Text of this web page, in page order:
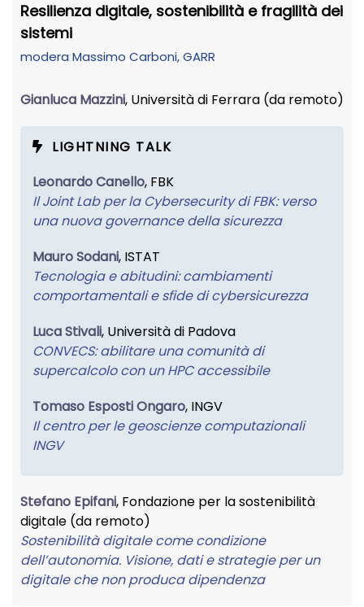
Resilienza digitale, sostenibilità e fragilità dei
sistemi
modera Massimo Carboni, GARR
Gianluca Mazzini, Università di Ferrara (da remoto)
LIGHTNING TALK
Leonardo Canello, FBK
Il Joint Lab per la Cybersecurity di FBK: verso
una nuova governance della sicurezza
Mauro Sodani, ISTAT
Tecnologia e abitudini: cambiamenti
comportamentali e sfide di cybersicurezza
Luca Stivali, Università di Padova
CONVECS: abilitare una comunità di
supercalcolo con un HPC accessibile
Tomaso Esposti Ongaro, INGV
Il centro per le geoscienze computazionali
INGV
Stefano Epifani, Fondazione per la sostenibilità
digitale (da remoto)
Sostenibilità digitale come condizione
dell’autonomia. Visione, dati e strategie per un
digitale che non produca dipendenza